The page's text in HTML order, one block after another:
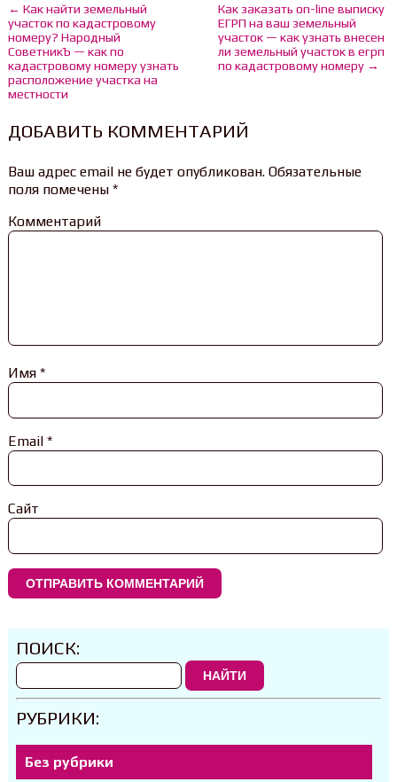
← Как найти земельный
участок по кадастровому
номеру? Народный
СоветникЪ — как по
кадастровому номеру узнать
расположение участка на
местности
Как заказать on-line выписку
ЕГРП на ваш земельный
участок — как узнать внесен
ли земельный участок в егрп
по кадастровому номеру →
ДОБАВИТЬ КОММЕНТАРИЙ
Ваш адрес email не будет опубликован.Обязательные
поля помечены *
Комментарий
Имя *
Email *
Сайт
ПОИСК:
НАЙТИ
РУБРИКИ:
Без рубрики